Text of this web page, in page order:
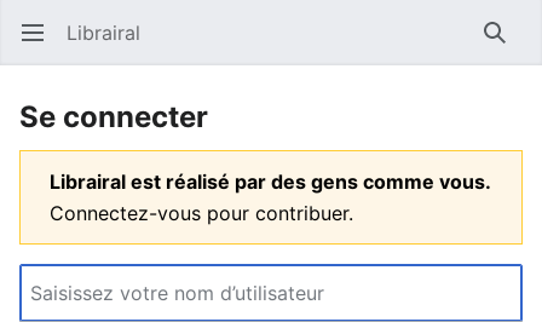
Ouvrir le menu principal Librairal
Se connecter
Librairal est réalisé par des gens comme vous.
Connectez-vous pour contribuer.